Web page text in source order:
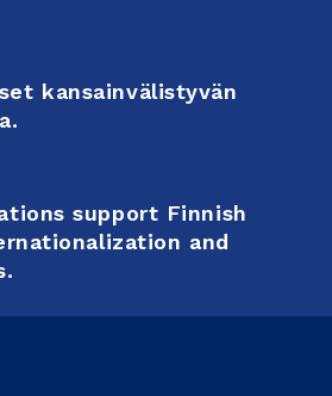
kansainvälistyvän
support Finnish
and